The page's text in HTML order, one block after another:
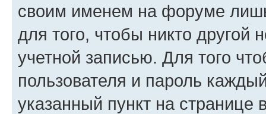
своим именем на форуме
для того, чтобы никто другой
учетной записью. Для того
пользователя и пароль
указанный пункт на